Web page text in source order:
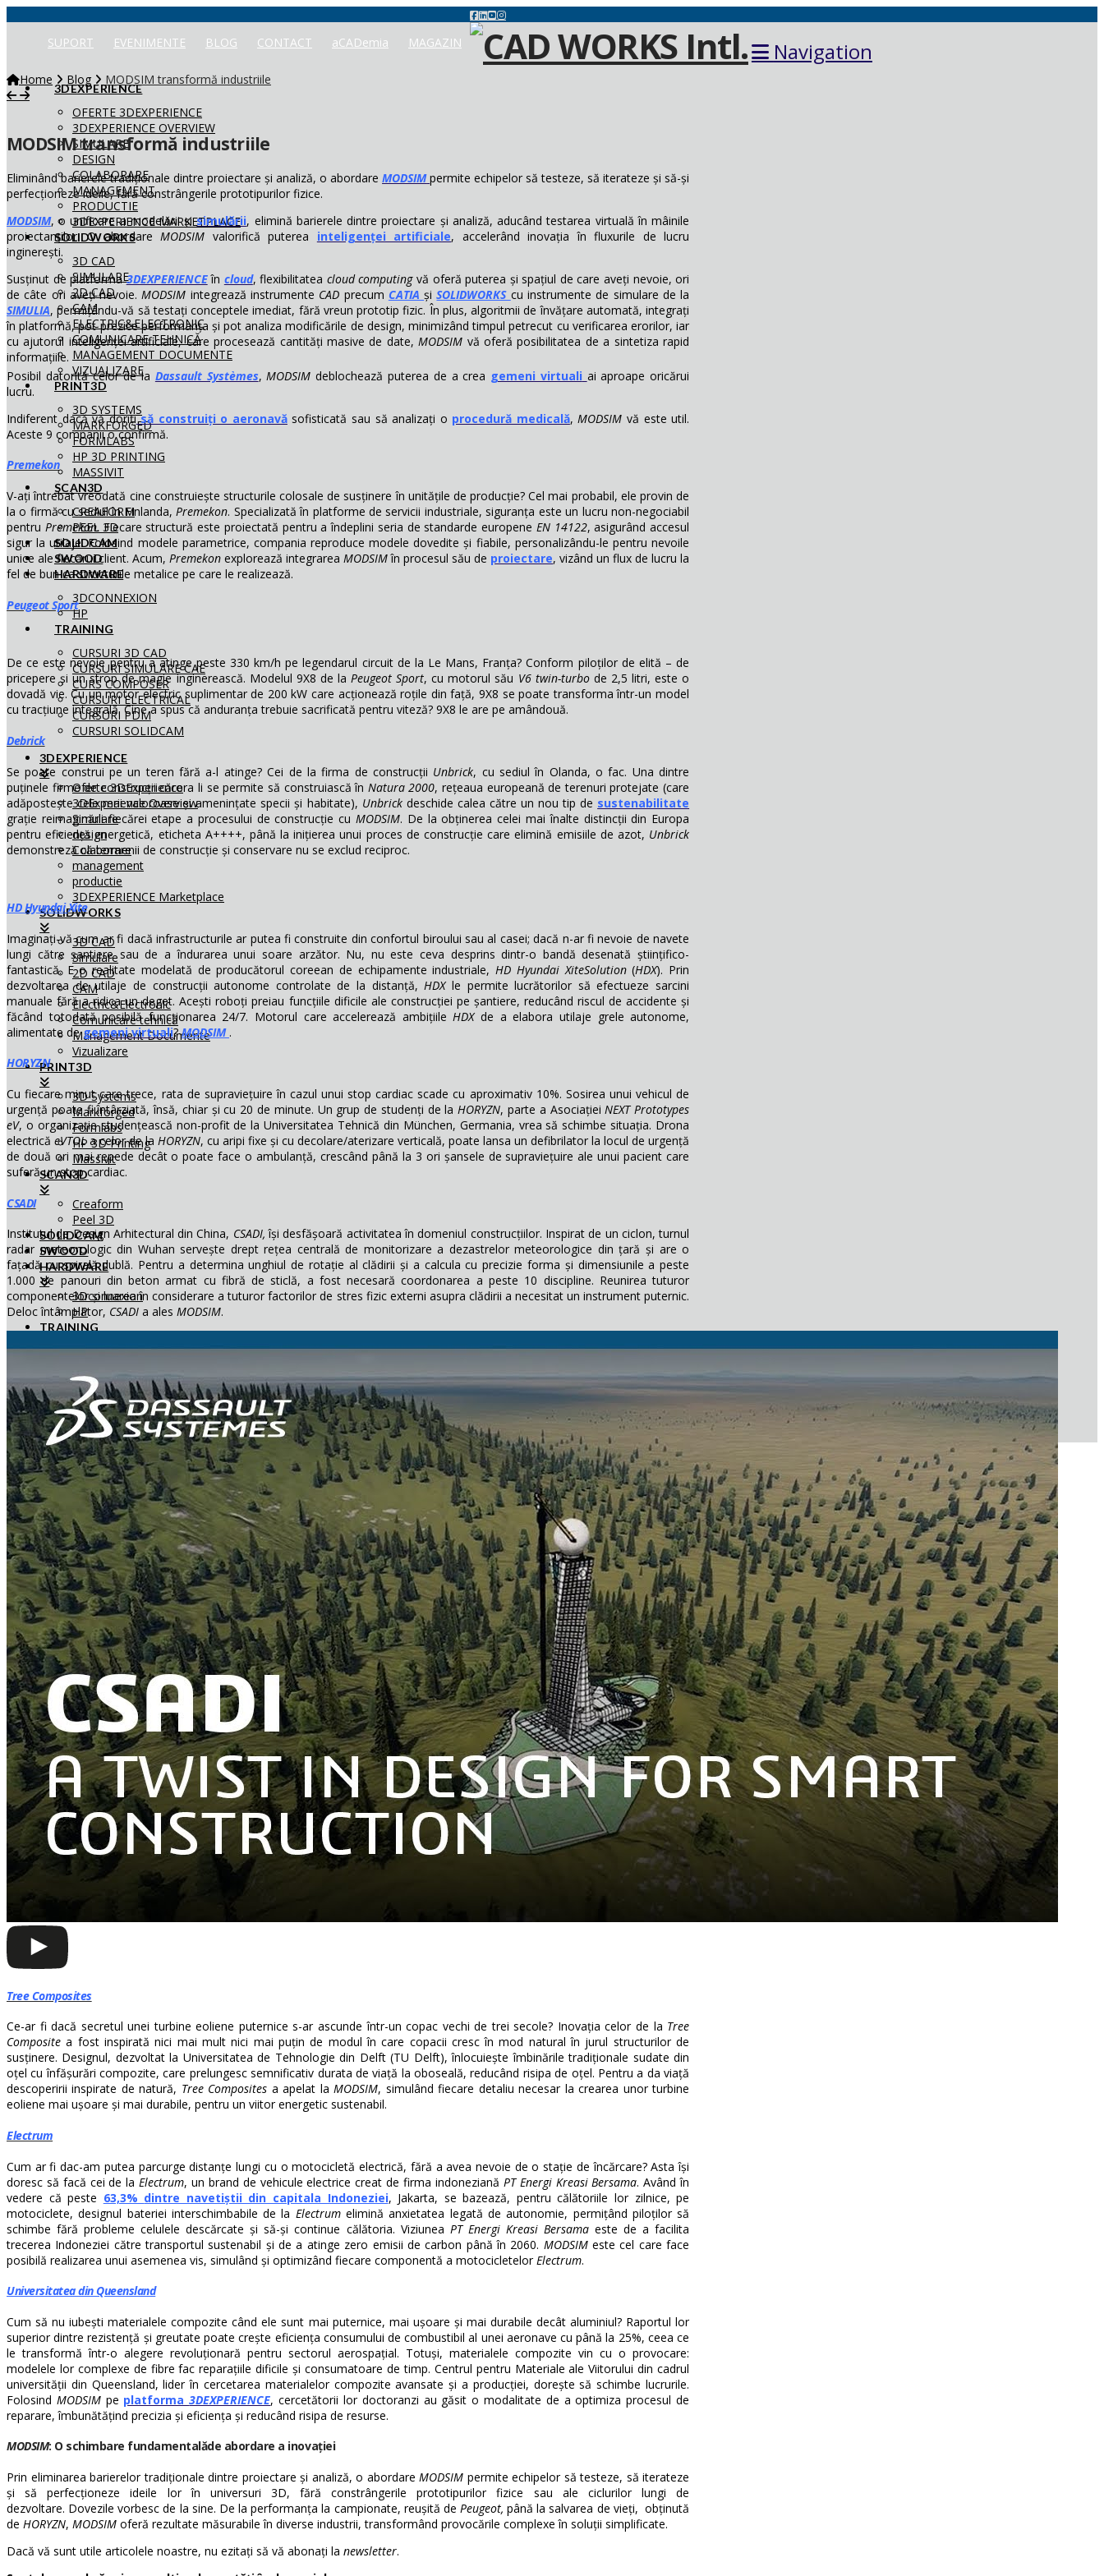
SUPORT EVENIMENTE BLOG CONTACT aCADemia MAGAZIN Navigation
3DEXPERIENCE
OFERTE 3DEXPERIENCE
3DEXPERIENCE OVERVIEW
SIMULARE
DESIGN
COLABORARE
MANAGEMENT
PRODUCTIE
3DEXPERIENCE MARKETPLACE
SOLIDWORKS
3D CAD
SIMULARE
2D CAD
CAM
ELECTRIC&ELECTRONIC
COMUNICARE TEHNICĂ
MANAGEMENT DOCUMENTE
VIZUALIZARE
PRINT3D
3D SYSTEMS
MARKFORGED
FORMLABS
HP 3D PRINTING
MASSIVIT
SCAN3D
CREAFORM
PEEL 3D
SOLIDCAM
SWOOD
HARDWARE
3DCONNEXION
HP
TRAINING
CURSURI 3D CAD
CURSURI SIMULARE CAE
CURS COMPOSER
CURSURI ELECTRICAL
CURSURI PDM
CURSURI SOLIDCAM
3DEXPERIENCE
Oferte 3DExperience
3DExperience Overview
Simulare
design
Colaborare
management
productie
3DEXPERIENCE Marketplace
SOLIDWORKS
3D CAD
Simulare
2D CAD
CAM
Electric&Electronic
Comunicare tehnică
Management Documente
Vizualizare
PRINT3D
3D Systems
Markforged
Formlabs
HP 3D Printing
Massivit
SCAN3D
Creaform
Peel 3D
SOLIDCAM
SWOOD
HARDWARE
3Dconnexion
HP
TRAINING
cursuri simulare CAE
curs composer
cursuri Electrical
Cursuri PDM
cursuri Solidcam
Home Blog MODSIM transformă industriile
MODSIM transformă industriile
Eliminând barierele tradiționale dintre proiectare și analiză, o abordareMODSIM permite echipelor să testeze, să iterateze și să-și
perfecționeze ideile, fără constrângerile prototipurilor fizice.
MODSIM, o unificare a modelării șisimulării, elimină barierele dintre proiectare și analiză, aducând testarea virtuală în mâinile
proiectanților. O abordareMODSIM valorifică puterea inteligenței artificiale, accelerând inovația în fluxurile de lucru
inginerești.
Susținut de platforma3DEXPERIENCEîn cloud, flexibilitatea cloud computingvă oferă puterea și spațiul de care aveți nevoie, ori
de câte ori aveți nevoie.MODSIM integrează instrumente CAD precum CATIAșiSOLIDWORKS cu instrumente de simulare de la
SIMULIA, permițându-vă să testați conceptele imediat, fără vreun prototip fizic. În plus, algoritmii de învățare automată, integrați
în platformă, pot prezice performanța și pot analiza modificările de design, minimizând timpul petrecut cu verificarea erorilor, iar
cu ajutorul inteligenței artificiale, care procesează cantități masive de date,MODSIM vă oferă posibilitatea de a sintetiza rapid
informațiile.
Posibil datorită celor de la Dassault Systèmes,MODSIM deblochează puterea de a crea gemeni virtuali ai aproape oricărui
lucru.
Indiferent dacă vă dorițisă construiți o aeronavăsofisticată sau să analizați o procedură medicală,MODSIM vă este util.
Aceste 9 companii o confirmă.
Premekon
V-ați întrebat vreodată cine construiește structurile colosale de susținere în unitățile de producție? Cel mai probabil, ele provin de
la o firmă cu sediul în Finlanda,Premekon. Specializată în platforme de servicii industriale, siguranța este un lucru non-negociabil
pentru Premekon. Fiecare structură este proiectată pentru a îndeplini seria de standarde europene EN 14122, asigurând accesul
sigur la utilaje. Folosind modele parametrice, compania reproduce modele dovedite și fiabile, personalizându-le pentru nevoile
unice ale fiecărui client. Acum,Premekon explorează integrareaMODSIMîn procesul său de proiectare, vizând un flux de lucru la
fel de bun ca structurile metalice pe care le realizează.
Peugeot Sport
De ce este nevoie pentru a atinge peste 330 km/h pe legendarul circuit de la Le Mans, Franța? Conform piloților de elită – de
pricepere și un strop de magie inginerească. Modelul 9X8 de laPeugeot Sport, cu motorul său V6 twin-turbode 2,5 litri, este o
dovadă vie. Cu un motor electric suplimentar de 200 kW care acționează roțile din față, 9X8 se poate transforma într-un model
cu tracțiune integrală. Cine a spus că anduranța trebuie sacrificată pentru viteză? 9X8 le are pe amândouă.
Debrick
Se poate construi pe un teren fără a-l atinge? Cei de la firma de construcții Unbrick, cu sediul în Olanda, o fac. Una dintre
puținele firme de construcții cărora li se permite să construiască în Natura 2000, rețeaua europeană de terenuri protejate (care
adăpostește cele mai valoroase și amenințate specii și habitate), Unbrickdeschide calea către un nou tip de sustenabilitate
grație reimaginării fiecărei etape a procesului de construcție cu MODSIM. De la obținerea celei mai înalte distincții din Europa
pentru eficiență energetică, eticheta A++++, până la inițierea unui proces de construcție care elimină emisiile de azot, Unbrick
demonstreză că termenii de construcție și conservare nu se exclud reciproc.
HD HyundaiXite
Imaginați-vă cum ar fi dacă infrastructurile ar putea fi construite din confortul biroului sau al casei; dacă n-ar fi nevoie de navete
lungi către șantiere sau de a îndurarea unui soare arzător. Nu, nu este ceva desprins dintr-o bandă desenată științifico-
fantastică. E o realitate modelată de producătorul coreean de echipamente industriale, HD Hyundai XiteSolution(HDX). Prin
dezvoltarea de utilaje de construcții autonome controlate de la distanță, HDXle permite lucrătorilor să efectueze sarcini
manuale fără a ridica un deget. Acești roboți preiau funcțiile dificile ale construcției pe șantiere, reducând riscul de accidente și
făcând totodată posibilă funcționarea 24/7. Motorul care accelerează ambițiile HDXde a elabora utilaje grele autonome,
alimentate degemeni virtuali?MODSIM .
HORYZN
Cu fiecare minut care trece, rata de supraviețuire în cazul unui stop cardiac scade cu aproximativ 10%. Sosirea unui vehicul de
urgență poate fi întârziată, însă, chiar și cu 20 de minute. Un grup de studenți de laHORYZN, parte a AsociațieiNEXT Prototypes
eV, o organizație studențească non-profit de la Universitatea Tehnică din München, Germania, vrea să schimbe situația. Drona
electricăeVTOLa celor de laHORYZN, cu aripi fixe și cu decolare/aterizare verticală, poate lansa un defibrilator la locul de urgență
de două ori mai repede decât o poate face o ambulanță, crescând până la 3 ori șansele de supraviețuire ale unui pacient care
suferă un stop cardiac.
CSADI
Institutul de Design Arhitectural din China, CSADI,își desfășoară activitatea în domeniul construcțiilor. Inspirat de un ciclon, turnul
radar meteorologic din Wuhan servește drept rețea centrală de monitorizare a dezastrelor meteorologice din țară și are o
fațadă cu spirală dublă. Pentru a determina unghiul de rotație al clădirii și a calcula cu precizie forma și dimensiunile a peste
1.000 de panouri din beton armat cu fibră de sticlă, a fost necesară coordonarea a peste 10 discipline. Reunirea tuturor
componentelor și luarea în considerare a tuturor factorilor de stres fizic externi asupra clădirii a necesitat un instrument puternic.
Deloc întâmplător, CSADI a ales MODSIM.
Tree Composites
Ce-ar fi dacă secretul unei turbine eoliene puternice s-ar ascunde într-un copac vechi de trei secole? Inovația celor de la Tree
Compositea fost inspirată nici mai mult nici mai puțin de modul în care copacii cresc în mod natural în jurul structurilor de
susținere. Designul, dezvoltat la Universitatea de Tehnologie din Delft (TU Delft), înlocuiește îmbinările tradiționale sudate din
oțel cu înfășurări compozite, care prelungesc semnificativ durata de viață la oboseală, reducând risipa de oțel. Pentru a da viață
descoperirii inspirate de natură, Tree Composites a apelat laMODSIM, simulând fiecare detaliu necesar la crearea unor turbine
eoliene mai ușoare și mai durabile, pentru un viitor energetic sustenabil.
Electrum
Cum ar fi dac-am putea parcurge distanțe lungi cu o motocicletă electrică, fără a avea nevoie de o stație de încărcare? Asta își
doresc să facă cei de la Electrum, un brand de vehicule electrice creat de firma indoneziană PT Energi Kreasi Bersama. Având în
vedere că peste 63,3% dintre navetiștii din capitala Indoneziei, Jakarta, se bazează, pentru călătoriile lor zilnice, pe
motociclete, designul bateriei interschimbabile de la Electrumelimină anxietatea legată de autonomie, permițând piloților să
schimbe fără probleme celulele descărcate și să-și continue călătoria. Viziunea PT Energi Kreasi Bersamaeste de a facilita
trecerea Indoneziei către transportul sustenabil și de a atinge zero emisii de carbon până în 2060. MODSIMeste cel care face
posibilă realizarea unui asemenea vis, simulând și optimizând fiecare componentă a motocicletelor Electrum.
Universitatea din Queensland
Cum să nu iubești materialele compozite când ele sunt mai puternice, mai ușoare și mai durabile decât aluminiul? Raportul lor
superior dintre rezistență și greutate poate crește eficiența consumului de combustibil al unei aeronave cu până la 25%, ceea ce
le transformă într-o alegere revoluționară pentru sectorul aerospațial. Totuși, materialele compozite vin cu o provocare:
modelele lor complexe de fibre fac reparațiile dificile și consumatoare de timp. Centrul pentru Materiale ale Viitorului din cadrul
universității din Queensland, lider în cercetarea materialelor compozite avansate și a producției, dorește să schimbe lucrurile.
Folosind MODSIMpe platforma3DEXPERIENCE, cercetătorii lor doctoranzi au găsit o modalitate de a optimiza procesul de
reparare, îmbunătățind precizia și eficiența și reducând risipa de resurse.
MODSIM: O schimbare fundamentalăde abordare a inovației
Prin eliminarea barierelor tradiționale dintre proiectare și analiză, o abordareMODSIM permite echipelor să testeze, să iterateze
și să perfecționeze ideile lor în universuri 3D, fără constrângerile prototipurilor fizice sau ale ciclurilor lungi de
dezvoltare. Dovezile vorbesc de la sine. De la performanța la campionate, reușită dePeugeot, până la salvarea de vieți, obținută
de HORYZN, MODSIM oferă rezultate măsurabile în diverse industrii, transformând provocările complexe în soluții simplificate.
Dacă vă sunt utile articolele noastre, nu ezitați să vă abonați la newsletter.